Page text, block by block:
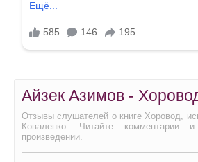
Айзек Азимов -
Отзывы слушателей о книге Хоровод,
Коваленко. Читайте
произведении.